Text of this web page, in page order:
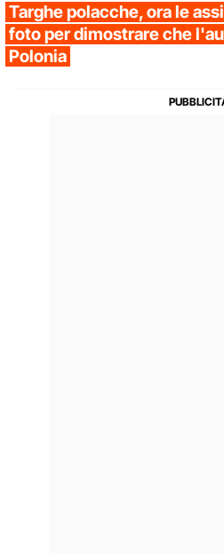
Targhe polacche, ora le
foto per dimostrare che
Polonia